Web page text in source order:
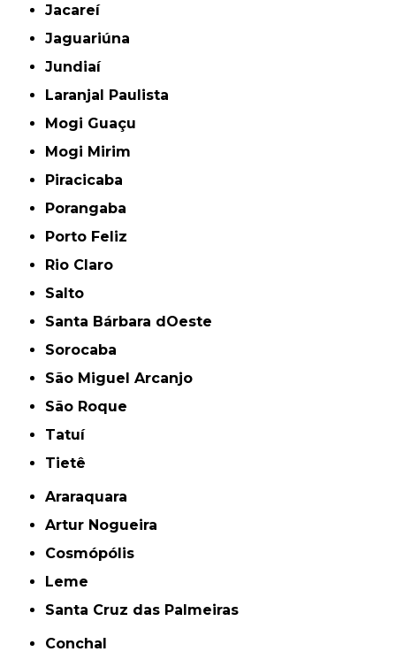
Jacareí
Jaguariúna
Jundiaí
Laranjal Paulista
Mogi Guaçu
Mogi Mirim
Piracicaba
Porangaba
Porto Feliz
Rio Claro
Salto
Santa Bárbara dOeste
Sorocaba
São Miguel Arcanjo
São Roque
Tatuí
Tietê
Araraquara
Artur Nogueira
Cosmópólis
Leme
Santa Cruz das Palmeiras
Conchal